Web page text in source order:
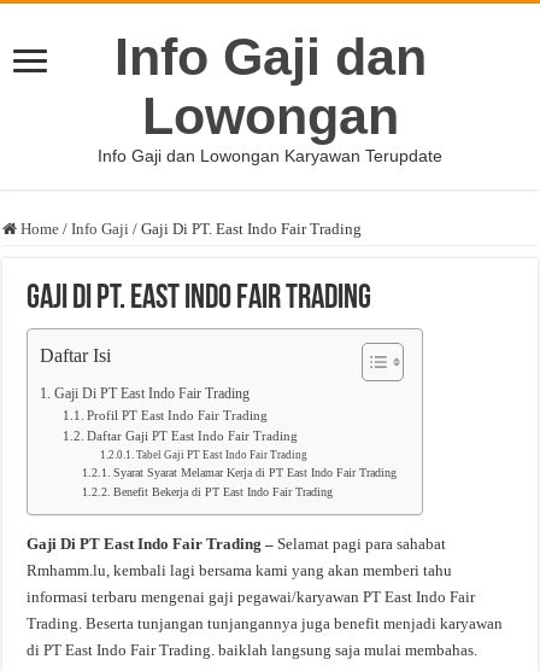
Info Gaji dan
Lowongan
Info Gaji dan Lowongan Karyawan Terupdate
Home / Info Gaji / Gaji Di PT. East Indo Fair Trading
Gaji Di PT. East Indo Fair Trading
Daftar Isi
Gaji Di PT East Indo Fair Trading
Profil PT East Indo Fair Trading
Daftar Gaji PT East Indo Fair Trading
Tabel Gaji PT East Indo Fair Trading
Syarat Syarat Melamar Kerja di PT East Indo Fair Trading
Benefit Bekerja di PT East Indo Fair Trading
Gaji Di PT East Indo Fair Trading –Selamat pagi para sahabat
Rmhamm.lu, kembali lagi bersama kami yang akan memberi tahu
informasi terbaru mengenai gaji pegawai/karyawan PT East Indo Fair
Trading. Beserta tunjangan tunjangannya juga benefit menjadi karyawan
di PT East Indo Fair Trading. baiklah langsung saja mulai membahas.